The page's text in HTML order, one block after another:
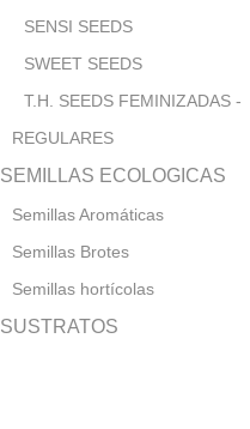
SENSI SEEDS
SWEET SEEDS
T.H. SEEDS FEMINIZADAS -
REGULARES
SEMILLAS ECOLOGICAS
Semillas Aromáticas
Semillas Brotes
Semillas hortícolas
SUSTRATOS